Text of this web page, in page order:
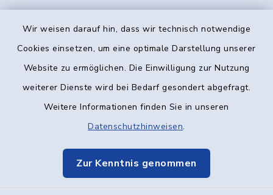
Wir weisen darauf hin, dass wir technisch notwendige
Cookies einsetzen, um eine optimale Darstellung unserer
Website zu ermöglichen. Die Einwilligung zur Nutzung
weiterer Dienste wird bei Bedarf gesondert abgefragt.
Weitere Informationen finden Sie in unseren
Datenschutzhinweisen.
Zur Kenntnis genommen
Kontakt
Datenschutz
Elektronische Kommunikation